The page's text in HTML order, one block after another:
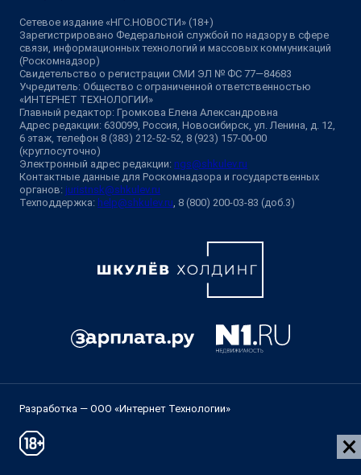
Сетевое издание «НГС.НОВОСТИ» (18+)
Зарегистрировано Федеральной службой по надзору в сфере
связи, информационных технологий и массовых коммуникаций
(Роскомнадзор)
Свидетельство о регистрации СМИ ЭЛ № ФС 77—84683
Учредитель: Общество с ограниченной ответственностью
«ИНТЕРНЕТ ТЕХНОЛОГИИ»
Главный редактор: Громкова Елена Александровна
Адрес редакции: 630099, Россия, Новосибирск, ул. Ленина, д. 12,
6 этаж, телефон 8 (383) 212-52-52, 8 (923) 157-00-00
(круглосуточно)
Электронный адрес редакции: ngs@shkulev.ru
Контактные данные для Роскомнадзора и государственных
органов: juristnsk@shkulev.ru
Техподдержка: help@shkulev.ru , 8 (800) 200-03-83 (доб.3)
Разработка — ООО «Интернет Технологии»